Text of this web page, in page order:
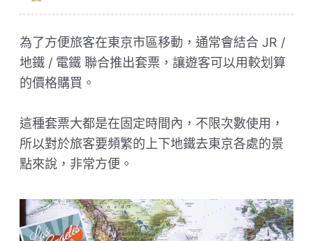
為了方便旅客在東京市區移動，通常會結合 JR /
地鐵 / 電鐵 聯合推出套票，讓遊客可以用較划算
的價格購買。
這種套票大都是在固定時間內，不限次數使用，
所以對於旅客要頻繁的上下地鐵去東京各處的景
點來說，非常方便。